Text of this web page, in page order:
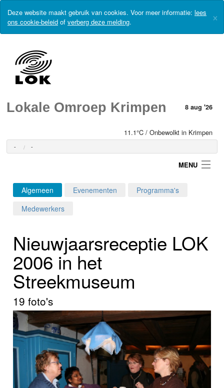
Deze website maakt gebruik van cookies. Voor meer informatie: lees
ons cookie-beleid of verberg deze melding. ×
Lokale Omroep Krimpen 8 aug '26
11.1°C / Onbewolkt in Krimpen
- -
MENU
Login
Programma's
Nieuws
Foto's
Video
Webcam
Info
Algemeen Evenementen
Programma's
Medewerkers
Nieuwjaarsreceptie LOK
2006 in het
Streekmuseum
19 foto's